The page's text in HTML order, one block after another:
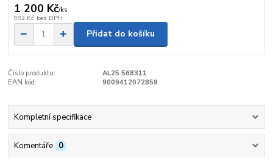
1 200 Kč/ks
992 Kč bez DPH
Přidat do košíku
Číslo produktu:
AL25 568311
EAN kód:
9009412072859
Kompletní specifikace
Komentáře 0